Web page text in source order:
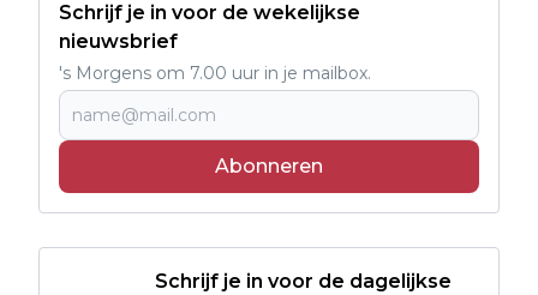
Schrijf je in voor de wekelijkse
nieuwsbrief
's Morgens om 7.00 uur in je mailbox.
Abonneren
Schrijf je in voor de dagelijkse